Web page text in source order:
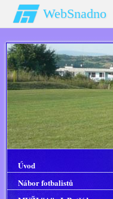
WebSnadno
Úvod
Nábor fotbalistů